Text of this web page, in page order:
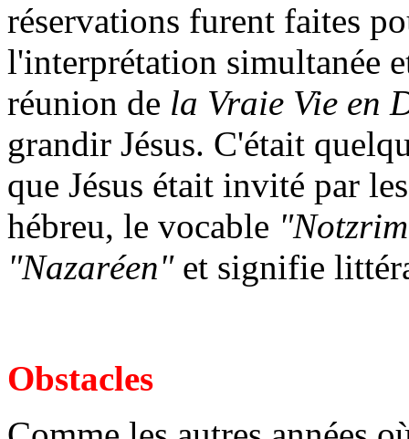
réservations furent faites
l'interprétation simultanée
réunion de la Vraie Vie en
grandir Jésus. C'était
que Jésus était invité par
hébreu, le vocable
"Nazaréen"et signifie
Obstacles